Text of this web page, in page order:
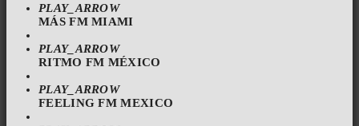
PLAY_ARROW
MÁS FM MIAMI
PLAY_ARROW
RITMO FM MÉXICO
PLAY_ARROW
FEELING FM MEXICO